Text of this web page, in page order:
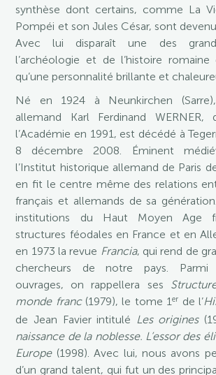
synthèse dont certains, comme La
Pompéi et son Jules César, sont
Avec lui disparaît une des
l’archéologie et de l’histoire romaine
qu’une personnalité brillante et
Né en 1924 à Neunkirchen
allemand Karl Ferdinand
l’Académie en 1991, est décédé à
8 décembre 2008. Éminent
l’Institut historique allemand de Paris
en fit le centre même des relations
français et allemands de sa
institutions du Haut Moyen Age
structures féodales en France et en
en 1973 la revue Francia, qui rend de
chercheurs de notre pays. Parmi
ouvrages, on rappellera ses
monde franc(1979), le tome 1er de l’
de Jean Favier intitulé Les origines
naissance de la noblesse. L’essor des
Europe(1998). Avec lui, nous avons
d’un grand talent, qui fut un des